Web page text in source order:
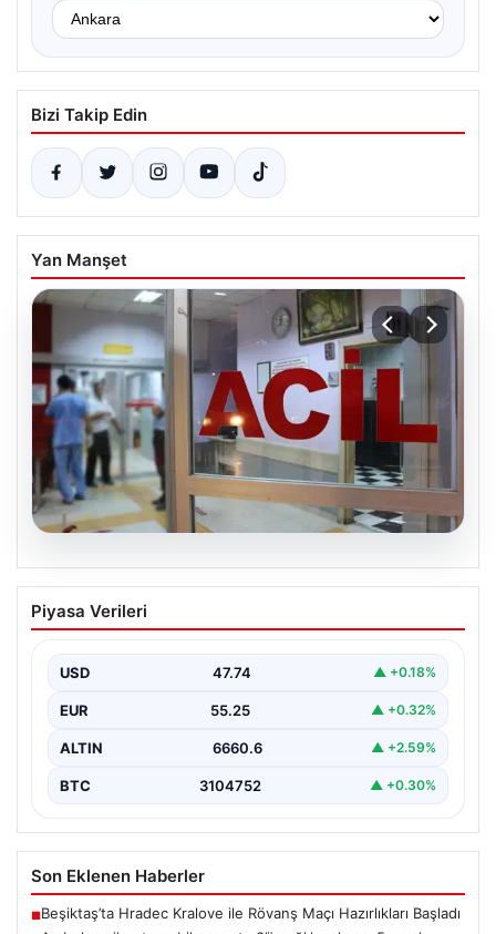
Bizi Takip Edin
Yan Manşet
Ambulans ile otomobil çarpıştı: 3’ü
sağlık çalışanı 5 yaralı
Piyasa Verileri
USD 47.74 ▲ +0.18%
EUR 55.25 ▲ +0.32%
ALTIN 6660.6 ▲ +2.59%
BTC 3104752 ▲ +0.30%
Son Eklenen Haberler
■Beşiktaş’ta Hradec Kralove ile Rövanş Maçı Hazırlıkları Başladı